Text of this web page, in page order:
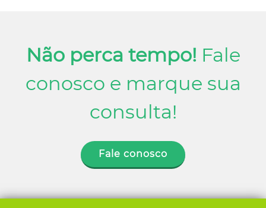
Não perca tempo! Fale
conosco e marque sua
consulta!
Fale conosco